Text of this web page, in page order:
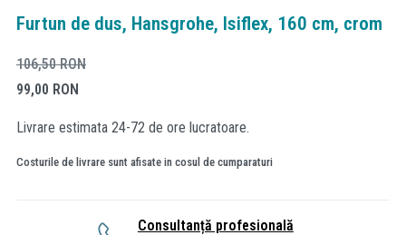
Furtun de dus, Hansgrohe, Isiflex, 160 cm, crom
106,50RON
99,00 RON
Livrare estimata 24-72 de ore lucratoare.
Costurile de livrare sunt afisate in cosul de cumparaturi
Consultanță profesională